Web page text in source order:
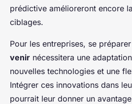
prédictive amélioreront encore
ciblages.
Pour les entreprises, se
venir nécessitera une
nouvelles technologies et une
Intégrer ces innovations dans
pourrait leur donner un